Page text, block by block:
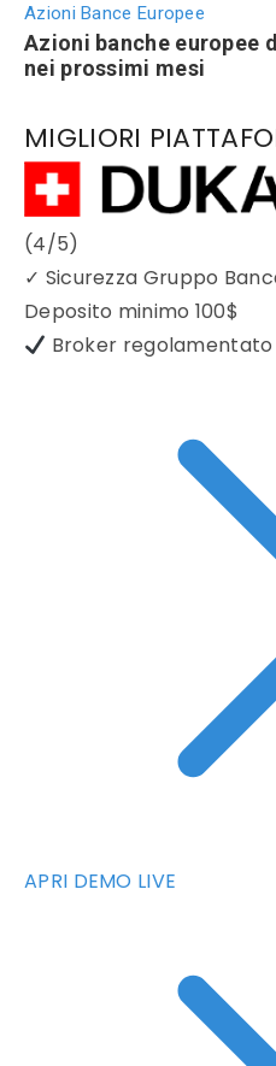
Azioni Bance Europee
Azioni banche europee
nei prossimi mesi
MIGLIORI
(4/5)
✓ Sicurezza Gruppo
Deposito minimo 100$
Broker regolamentato
APRI DEMO LIVE